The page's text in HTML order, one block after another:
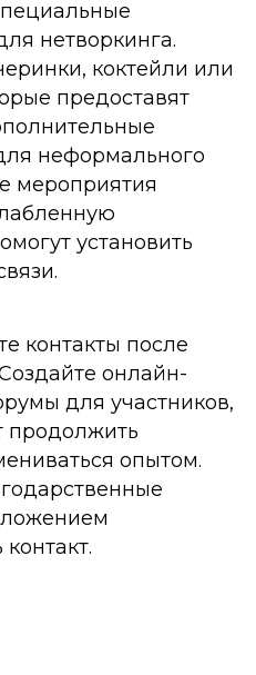
нетворкинга.
коктейли или
предоставят
неформального
мероприятия
установить
контакты после
онлайн-
для участников,
продолжить
опытом.